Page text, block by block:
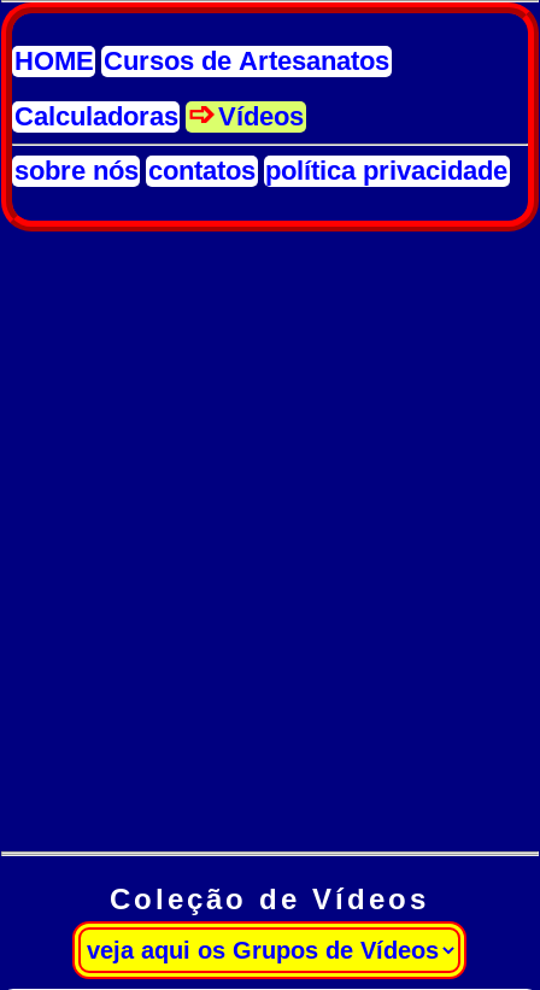
HOME Cursos de Artesanatos
Calculadoras
Vídeos
sobre nós contatos política privacidade
Coleção de Vídeos